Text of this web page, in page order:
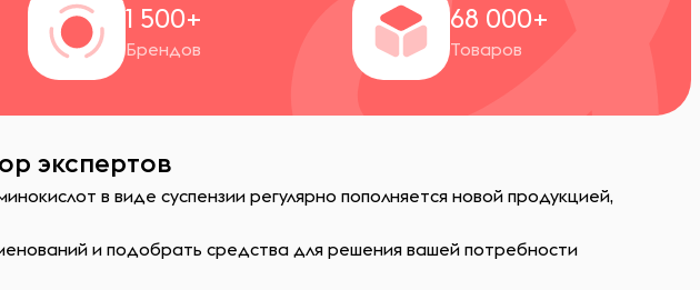
1 500+
Брендов
68 000+
Товаров
экспертов
в виде суспензии регулярно пополняется новой продукцией,
и подобрать средства для решения вашей потребности